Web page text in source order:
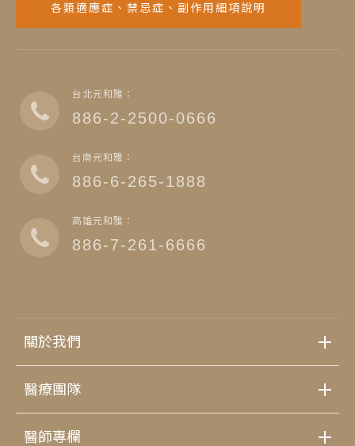
各類適應症、禁忌症、副作用細項說明
台北元和雅：
886-2-2500-0666
台南元和雅：
886-6-265-1888
高雄元和雅：
886-7-261-6666
關於我們
醫療團隊
醫師專欄